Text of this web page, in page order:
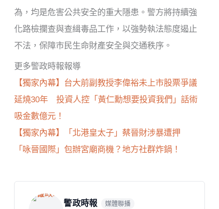
為，均是危害公共安全的重大隱患。警方將持續強
化路檢攔查與查緝毒品工作，以強勢執法態度遏止
不法，保障市民生命財產安全與交通秩序。
更多警政時報報導
【獨家內幕】台大前副教授李偉裕未上市股票爭議
延燒30年 投資人控「黃仁勳想要投資我們」話術
吸金數億元！
【獨家內幕】「北港皇太子」蔡晉財涉暴遭押
「咏晉國際」包辦宮廟商機？地方社群炸鍋！
警政時報 媒體聯播